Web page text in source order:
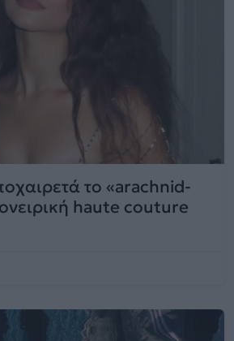
το «arachnid-
haute couture